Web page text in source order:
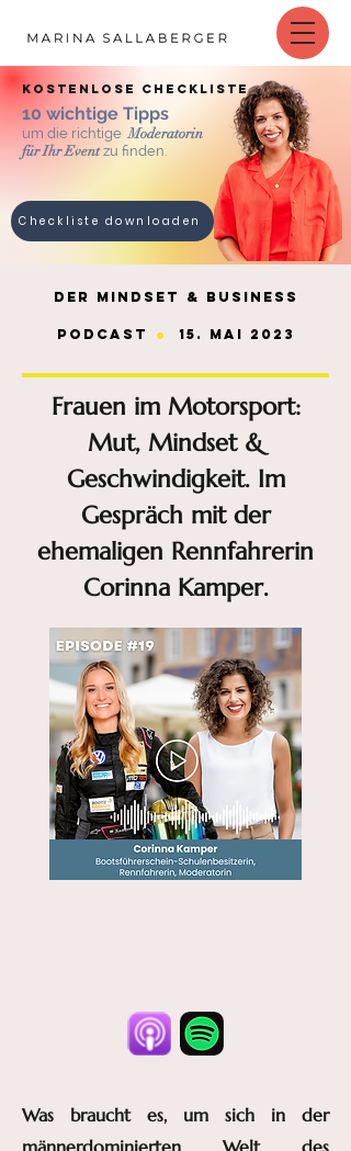
kostenlose checkliste
10 wichtige Tipps
um die richtigeModeratorin
für Ihr Eventzu finden.
Checkliste downloaden
Der MINDset & BUSINESS
Podcast . 15. Mai 2023
Frauen im Motorsport:
Mut, Mindset &
Geschwindigkeit. Im
Gespräch mit der
ehemaligen Rennfahrerin
Corinna Kamper.
Was braucht es, um sich in der
männerdominierten Welt des